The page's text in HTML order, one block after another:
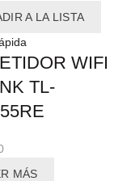
A LA LISTA
WIFI
TL-
MÁS